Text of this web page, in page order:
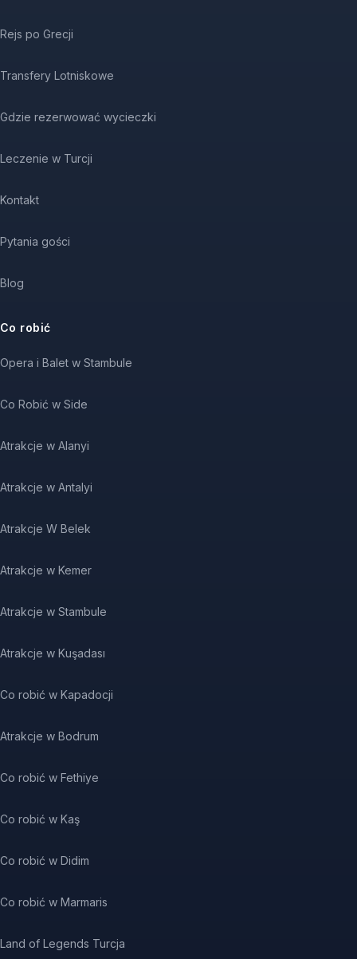
Rejs po Grecji
Transfery Lotniskowe
Gdzie rezerwować wycieczki
Leczenie w Turcji
Kontakt
Pytania gości
Blog
Co robić
Opera i Balet w Stambule
Co Robić w Side
Atrakcje w Alanyi
Atrakcje w Antalyi
Atrakcje W Belek
Atrakcje w Kemer
Atrakcje w Stambule
Atrakcje w Kuşadası
Co robić w Kapadocji
Atrakcje w Bodrum
Co robić w Fethiye
Co robić w Kaş
Co robić w Didim
Co robić w Marmaris
Land of Legends Turcja